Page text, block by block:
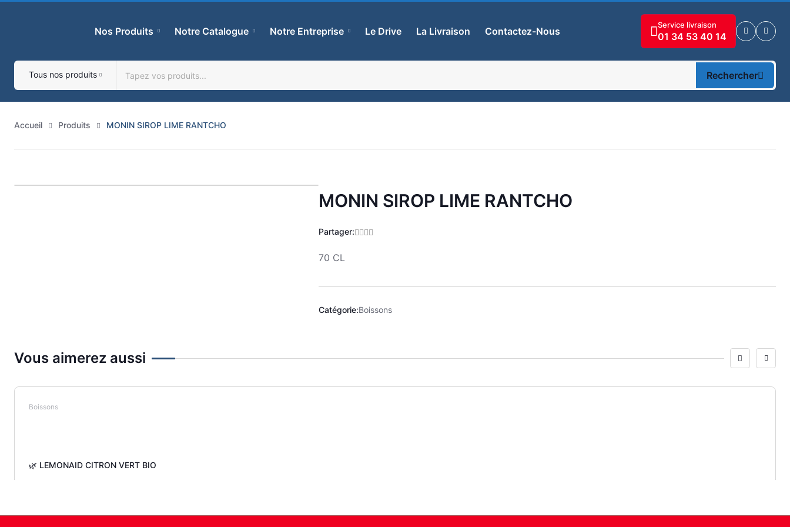
Nos Produits Notre Catalogue Notre Entreprise Le Drive La Livraison Contactez-Nous
Service livraison
01 34 53 40 14
Tous nos produits Rechercher
Accueil Produits MONIN SIROP LIME RANTCHO
ZoomMONIN SIROP LIME RANTCHO
Partager:
70 CL
Catégorie:Boissons
Vous aimerez aussi
Boissons
🌿 LEMONAID CITRON VERT BIO